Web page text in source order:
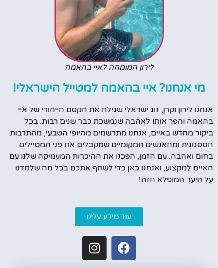
לירון המומחה לאיי בהאמה
מי אנחנו? איי בהאמה למטייל הישראלי!
אנחנו לירון וקרן, זוג ישראלי שגילה את הקסם הייחודי של איי
בהאמה והפך אותו לאהבה שנמשכת כבר שנים רבות. בכל
ביקור מחדש באיים, אנחנו מתרשמים מהיופי הטבעי, מהתרבות
הססגונית ומהאנשים המקומיים שמקבלים את פני המטיילים
בחום ואהבה. עם הזמן, הפכנו את ההיכרות המעמיקה שלנו עם
האיים למקצוע, ואנחנו כאן כדי לשתף אתכם בכל מה שלמדנו
על היעד המופלא הזה!
עוד מידע עלינו